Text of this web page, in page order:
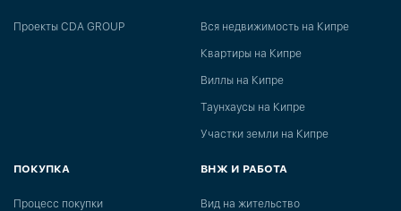
Проекты CDA GROUP Вся недвижимость на Кипре
Квартиры на Кипре
Виллы на Кипре
Таунхаусы на Кипре
Участки земли на Кипре
ПОКУПКА
Процесс покупки
ВНЖ И РАБОТА
Вид на жительство